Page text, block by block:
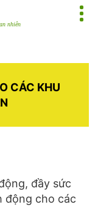
nhiên
CÁC KHU
đầy sức
động cho các